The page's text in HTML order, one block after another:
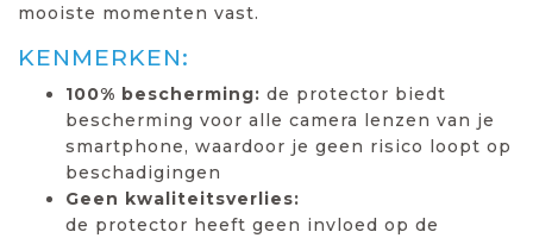
mooiste momenten vast.
KENMERKEN:
100% bescherming: de protector biedt
bescherming voor alle camera lenzen van je
smartphone, waardoor je geen risico loopt op
beschadigingen
Geen kwaliteitsverlies:
de protector heeft geen invloed op de